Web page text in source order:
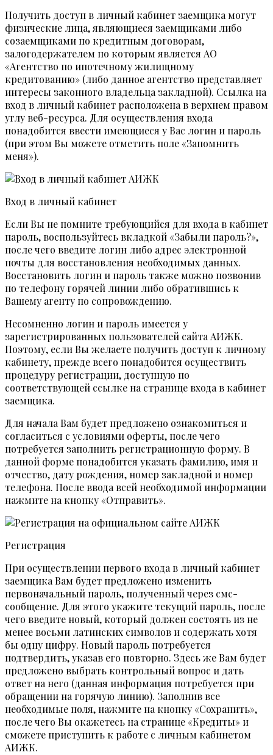
Получить доступ в личный кабинет заемщика могут
физические лица, являющиеся заемщиками либо
созаемщиками по кредитным договорам,
залогодержателем по которым является АО
«Агентство по ипотечному жилищному
кредитованию» (либо данное агентство представляет
интересы законного владельца закладной). Ссылка на
вход в личный кабинет расположена в верхнем правом
углу веб-ресурса. Для осуществления входа
понадобится ввести имеющиеся у Вас логин и пароль
(при этом Вы можете отметить поле «Запомнить
меня»).
Вход в личный кабинет
Если Вы не помните требующийся для входа в кабинет
пароль, воспользуйтесь вкладкой «Забыли пароль?»,
после чего введите логин либо адрес электронной
почты для восстановления необходимых данных.
Восстановить логин и пароль также можно позвонив
по телефону горячей линии либо обратившись к
Вашему агенту по сопровождению.
Несомненно логин и пароль имеется у
зарегистрированных пользователей сайта АИЖК.
Поэтому, если Вы желаете получить доступ к личному
кабинету, прежде всего понадобится осуществить
процедуру регистрации, доступную по
соответствующей ссылке на странице входа в кабинет
заемщика.
Для начала Вам будет предложено ознакомиться и
согласиться с условиями оферты, после чего
потребуется заполнить регистрационную форму. В
данной форме понадобится указать фамилию, имя и
отчество, дату рождения, номер закладной и номер
телефона. После ввода всей необходимой информации
нажмите на кнопку «Отправить».
Регистрация
При осуществлении первого входа в личный кабинет
заемщика Вам будет предложено изменить
первоначальный пароль, полученный через смс-
сообщение. Для этого укажите текущий пароль, после
чего введите новый, который должен состоять из не
менее восьми латинских символов и содержать хотя
бы одну цифру. Новый пароль потребуется
подтвердить, указав его повторно. Здесь же Вам будет
предложено выбрать контрольный вопрос и дать
ответ на него (данная информация потребуется при
обращении на горячую линию). Заполнив все
необходимые поля, нажмите на кнопку «Сохранить»,
после чего Вы окажетесь на странице «Кредиты» и
сможете приступить к работе с личным кабинетом
АИЖК.